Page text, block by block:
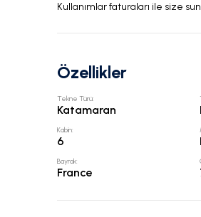
Kullanımlar faturaları ile size
Özellikler
Tekne Türü:
Katamaran
Kabin:
6
Bayrak:
France